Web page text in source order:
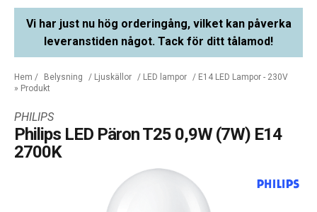
Vi har just nu hög orderingång, vilket kan påverka
leveranstiden något. Tack för ditt tålamod!
Hem / Belysning / Ljuskällor / LED lampor / E14 LED Lampor - 230V
» Produkt
PHILIPS
Philips LED Päron T25 0,9W (7W) E14
2700K